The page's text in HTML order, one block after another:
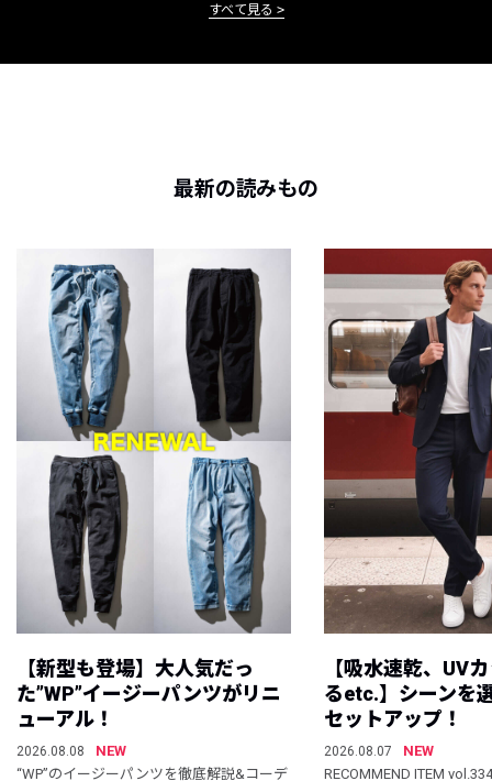
すべて見る
最新の読みもの
【新型も登場】大人気だっ
た”WP”イージーパンツがリニ
ューアル！
2026.08.08
NEW
“WP”のイージーパンツを徹底解説&コーデ
【吸水速乾、UV
るetc.】シーンを
セットアップ！
2026.08.07
NEW
RECOMMEND ITEM vol.334